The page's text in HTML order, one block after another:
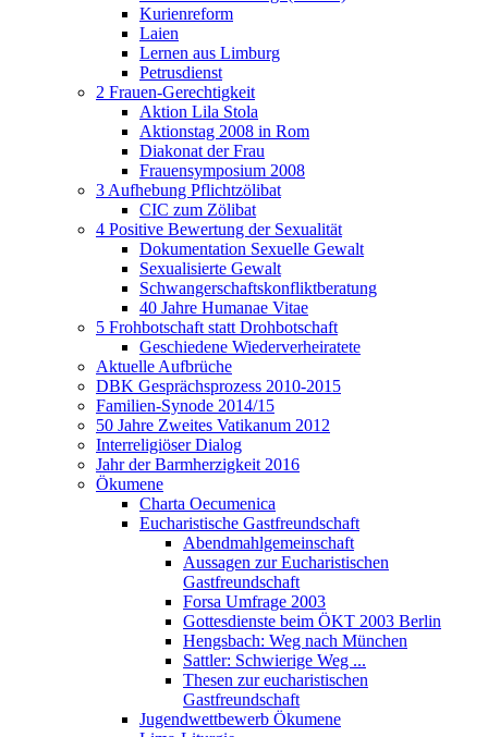
Kurienreform
Laien
Lernen aus Limburg
Petrusdienst
2 Frauen-Gerechtigkeit
Aktion Lila Stola
Aktionstag 2008 in Rom
Diakonat der Frau
Frauensymposium 2008
3 Aufhebung Pflichtzölibat
CIC zum Zölibat
4 Positive Bewertung der Sexualität
Dokumentation Sexuelle Gewalt
Sexualisierte Gewalt
Schwangerschaftskonfliktberatung
40 Jahre Humanae Vitae
5 Frohbotschaft statt Drohbotschaft
Geschiedene Wiederverheiratete
Aktuelle Aufbrüche
DBK Gesprächsprozess 2010-2015
Familien-Synode 2014/15
50 Jahre Zweites Vatikanum 2012
Interreligiöser Dialog
Jahr der Barmherzigkeit 2016
Ökumene
Charta Oecumenica
Eucharistische Gastfreundschaft
Abendmahlgemeinschaft
Aussagen zur Eucharistischen
Gastfreundschaft
Forsa Umfrage 2003
Gottesdienste beim ÖKT 2003 Berlin
Hengsbach: Weg nach München
Sattler: Schwierige Weg ...
Thesen zur eucharistischen
Gastfreundschaft
Jugendwettbewerb Ökumene